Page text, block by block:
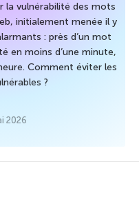
la vulnérabilité des mots
initialement menée il y
: près d’un mot
en moins d’une minute,
Comment éviter les
?
2026